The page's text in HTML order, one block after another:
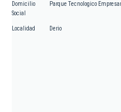
Domicilio
Social
Parque Tecnologico
Localidad Derio